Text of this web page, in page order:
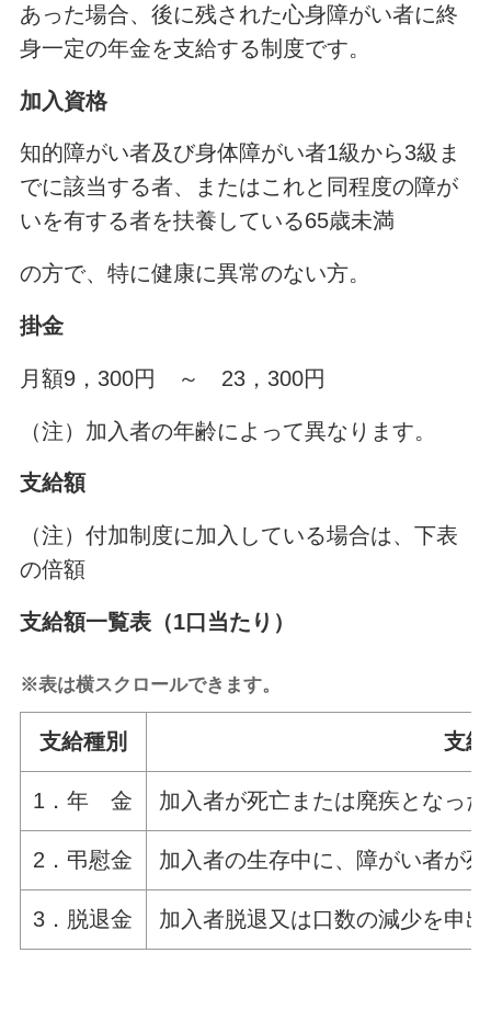
あった場合、後に残された心身障がい者に終
身一定の年金を支給する制度です。
加入資格
知的障がい者及び身体障がい者1級から3級ま
でに該当する者、またはこれと同程度の障が
いを有する者を扶養している65歳未満
の方で、特に健康に異常のない方。
掛金
月額9，300円 ～ 23，300円
（注）加入者の年齢によって異なります。
支給額
（注）付加制度に加入している場合は、下表
の倍額
支給額一覧表（1口当たり）
※表は横スクロールできます。
支給種別 支
1．年 金 加入者が死亡または廃疾となっ
2．弔慰金 加入者の生存中に、障がい者が
3．脱退金 加入者脱退又は口数の減少を申